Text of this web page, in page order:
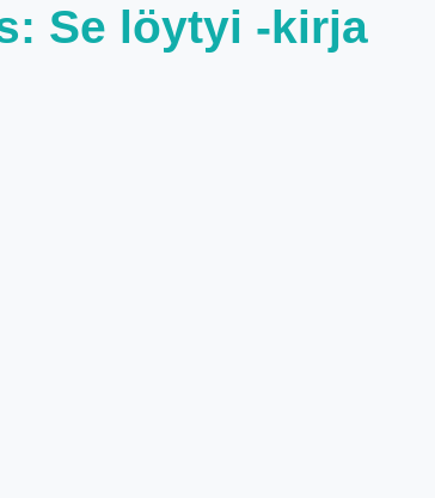
Se löytyi -kirja